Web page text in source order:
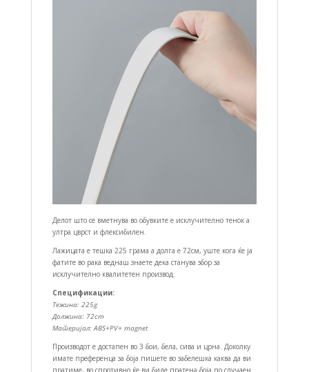
Делот што се вметнува во обувките е исклучително тенок а
ултра цврст и флексибилен.
Лажицата е тешка 225 грама а долга е 72см, уште кога ќе ја
фатите во рака веднаш знаете дека станува збор за
исклучително квалитетен производ.
Спецификации:
Тежина: 225g
Должина: 72cm
Материјал: ABS+PV+ magnet
Производот е достапен во 3 бои, бела, сива и црна. Доколку
имате преференца за боја пишете во забелешка каква да ви
пратиме, во спротивно ќе ви биде пратена боја по случаен